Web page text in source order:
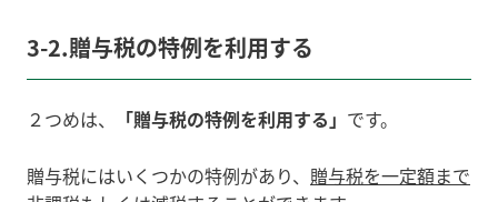
3-2.贈与税の特例を利用する
２つめは、 「贈与税の特例を利用する」 です。
贈与税にはいくつかの特例があり、 贈与税を一定額まで